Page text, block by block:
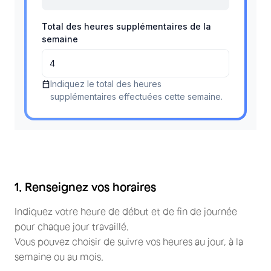
Total des heures supplémentaires de la
semaine
Indiquez le total des heures
supplémentaires effectuées cette semaine.
1. Renseignez vos horaires
Indiquez votre heure de début et de fin de journée
pour chaque jour travaillé.
Vous pouvez choisir de suivre vos heures au jour, à la
semaine ou au mois.